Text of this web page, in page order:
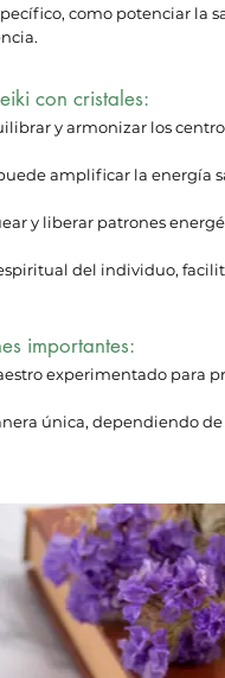
como potenciar la
con cristales:
y armonizar los
amplificar la energía
y liberar patrones
del individuo,
importantes:
experimentado para
única, dependiendo